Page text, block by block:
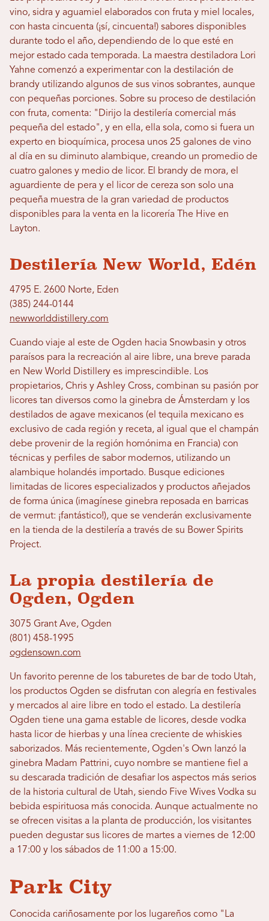
vino, sidra y aguamiel elaborados con fruta y miel locales,
con hasta cincuenta (¡sí, cincuenta!) sabores disponibles
durante todo el año, dependiendo de lo que esté en
mejor estado cada temporada. La maestra destiladora Lori
Yahne comenzó a experimentar con la destilación de
brandy utilizando algunos de sus vinos sobrantes, aunque
con pequeñas porciones. Sobre su proceso de destilación
con fruta, comenta: "Dirijo la destilería comercial más
pequeña del estado", y en ella, ella sola, como si fuera un
experto en bioquímica, procesa unos 25 galones de vino
al día en su diminuto alambique, creando un promedio de
cuatro galones y medio de licor. El brandy de mora, el
aguardiente de pera y el licor de cereza son solo una
pequeña muestra de la gran variedad de productos
disponibles para la venta en la licorería The Hive en
Layton.
Destilería New World, Edén
4795 E. 2600 Norte, Eden
(385) 244-0144
newworlddistillery.com
Cuando viaje al este de Ogden hacia Snowbasin y otros
paraísos para la recreación al aire libre, una breve parada
en New World Distillery es imprescindible. Los
propietarios, Chris y Ashley Cross, combinan su pasión por
licores tan diversos como la ginebra de Ámsterdam y los
destilados de agave mexicanos (el tequila mexicano es
exclusivo de cada región y receta, al igual que el champán
debe provenir de la región homónima en Francia) con
técnicas y perfiles de sabor modernos, utilizando un
alambique holandés importado. Busque ediciones
limitadas de licores especializados y productos añejados
de forma única (imagínese ginebra reposada en barricas
de vermut: ¡fantástico!), que se venderán exclusivamente
en la tienda de la destilería a través de su Bower Spirits
Project.
La propia destilería de
Ogden, Ogden
3075 Grant Ave, Ogden
(801) 458-1995
ogdensown.com
Un favorito perenne de los taburetes de bar de todo Utah,
los productos Ogden se disfrutan con alegría en festivales
y mercados al aire libre en todo el estado. La destilería
Ogden tiene una gama estable de licores, desde vodka
hasta licor de hierbas y una línea creciente de whiskies
saborizados. Más recientemente, Ogden's Own lanzó la
ginebra Madam Pattrini, cuyo nombre se mantiene fiel a
su descarada tradición de desafiar los aspectos más serios
de la historia cultural de Utah, siendo Five Wives Vodka su
bebida espirituosa más conocida. Aunque actualmente no
se ofrecen visitas a la planta de producción, los visitantes
pueden degustar sus licores de martes a viernes de 12:00
a 17:00 y los sábados de 11:00 a 15:00.
Park City
Conocida cariñosamente por los lugareños como "La